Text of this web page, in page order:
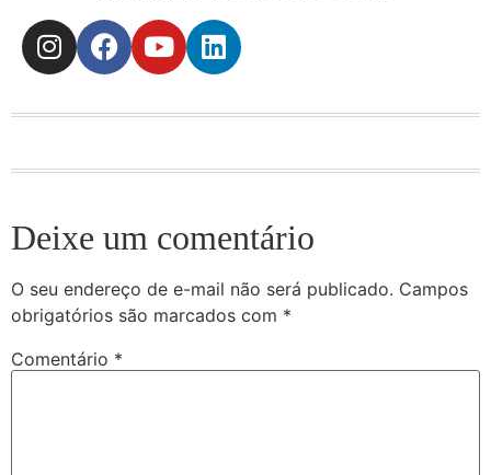
Deixe um comentário
O seu endereço de e-mail não será publicado. Campos
obrigatórios são marcados com *
Comentário *